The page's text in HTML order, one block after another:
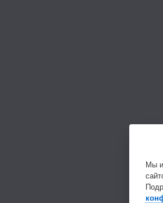
Мы